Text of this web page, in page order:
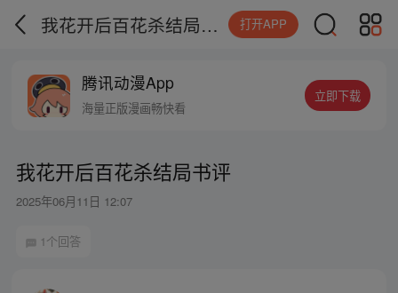
我花开后百花杀结局书评 打开APP
腾讯动漫App
海量正版漫画畅快看
立即下载
我花开后百花杀结局书评
2025年06月11日 12:07
1个回答